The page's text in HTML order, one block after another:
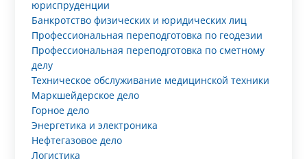
юриспруденции
Банкротство физических и юридических лиц
Профессиональная переподготовка по геодезии
Профессиональная переподготовка по сметному
делу
Техническое обслуживание медицинской техники
Маркшейдерское дело
Горное дело
Энергетика и электроника
Нефтегазовое дело
Логистика